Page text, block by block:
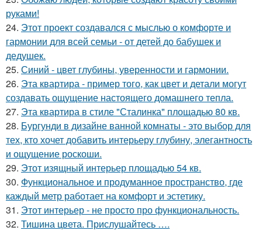
руками!
24. Этот проект создавался с мыслью о комфорте и
гармонии для всей семьи - от детей до бабушек и
дедушек.
25. Синий - цвет глубины, уверенности и гармонии.
26. Эта квартира - пример того, как цвет и детали могут
создавать ощущение настоящего домашнего тепла.
27. Эта квартира в стиле "Сталинка" площадью 80 кв.
28. Бургунди в дизайне ванной комнаты - это выбор для
тех, кто хочет добавить интерьеру глубину, элегантность
и ощущение роскоши.
29. Этот изящный интерьер площадью 54 кв.
30. Функциональное и продуманное пространство, где
каждый метр работает на комфорт и эстетику.
31. Этот интерьер - не просто про функциональность.
32. Тишина цвета. Прислушайтесь ….